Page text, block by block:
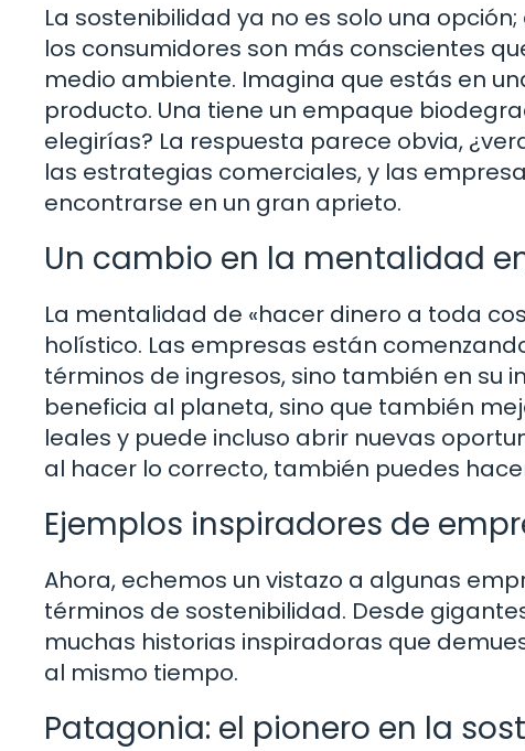
La sostenibilidad ya no es solo una
los consumidores son más conscientes
medio ambiente. Imagina que estás en
producto. Una tiene un empaque
elegirías? La respuesta parece obvia,
las estrategias comerciales, y las
encontrarse en un gran aprieto.
Un cambio en la mentalidad
La mentalidad de «hacer dinero a toda
holístico. Las empresas están
términos de ingresos, sino también en su
beneficia al planeta, sino que también
leales y puede incluso abrir nuevas
al hacer lo correcto, también puedes
Ejemplos inspiradores de
Ahora, echemos un vistazo a algunas
términos de sostenibilidad. Desde
muchas historias inspiradoras que
al mismo tiempo.
Patagonia: el pionero en la